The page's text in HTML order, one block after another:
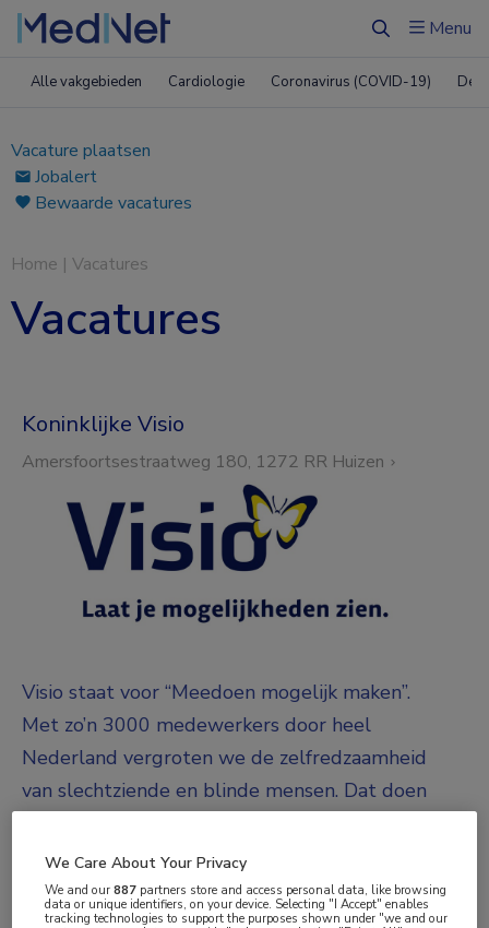
ZoekenMenu
Alle vakgebieden Cardiologie Coronavirus (COVID-19)
Vacature plaatsen
Jobalert
Bewaarde vacatures
Home | Vacatures
Vacatures
Koninklijke Visio
Amersfoortsestraatweg 180, 1272 RR Huizen
Visio staat voor “Meedoen mogelijk maken”.
Met zo’n 3000 medewerkers door heel
Nederland vergroten we de zelfredzaamheid
van slechtziende en blinde mensen. Dat doen
deskundigheid. Kijkend naar wat wél kan. En
altijd vanuit de vraag van de cliënt. Daarmee
maak je als medewerker van Visio het verschil.
We Care About Your Privacy
We and our887 partners store and access personal data, like browsing
data or unique identifiers, on your device. Selecting "I Accept" enables
tracking technologies to support the purposes shown under "we and our